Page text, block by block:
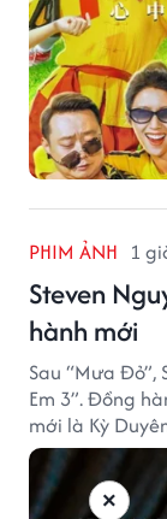
PHIM ẢNH 1
Steven
hành mới
Sau “Mưa Đỏ”,
Em 3”. Đồng
mới là Kỳ
hợp nhiều bất
×